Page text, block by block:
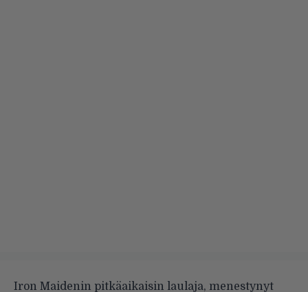
Iron Maidenin pitkäaikaisin laulaja, menestynyt